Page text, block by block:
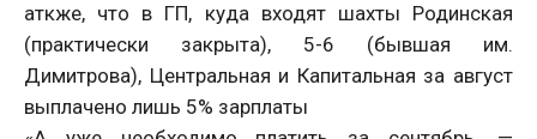
аткже, что в ГП, куда входят шахты Родинская
(практически закрыта), 5-6 (бывшая им.
Димитрова), Центральная и Капитальная за август
выплачено лишь 5% зарплаты